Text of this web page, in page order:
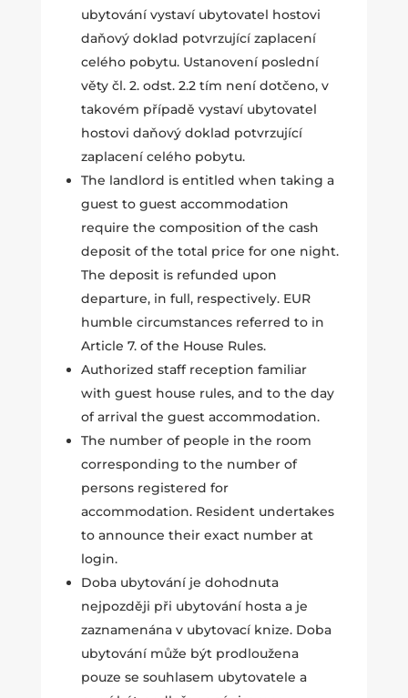
ubytování vystaví ubytovatel hostovi
daňový doklad potvrzující zaplacení
celého pobytu. Ustanovení poslední
věty čl. 2. odst. 2.2 tím není dotčeno, v
takovém případě vystaví ubytovatel
hostovi daňový doklad potvrzující
zaplacení celého pobytu.
The landlord is entitled when taking a
guest to guest accommodation
require the composition of the cash
deposit of the total price for one night.
The deposit is refunded upon
departure, in full, respectively. EUR
humble circumstances referred to in
Article 7. of the House Rules.
Authorized staff reception familiar
with guest house rules, and to the day
of arrival the guest accommodation.
The number of people in the room
corresponding to the number of
persons registered for
accommodation. Resident undertakes
to announce their exact number at
login.
Doba ubytování je dohodnuta
nejpozději při ubytování hosta a je
zaznamenána v ubytovací knize. Doba
ubytování může být prodloužena
pouze se souhlasem ubytovatele a